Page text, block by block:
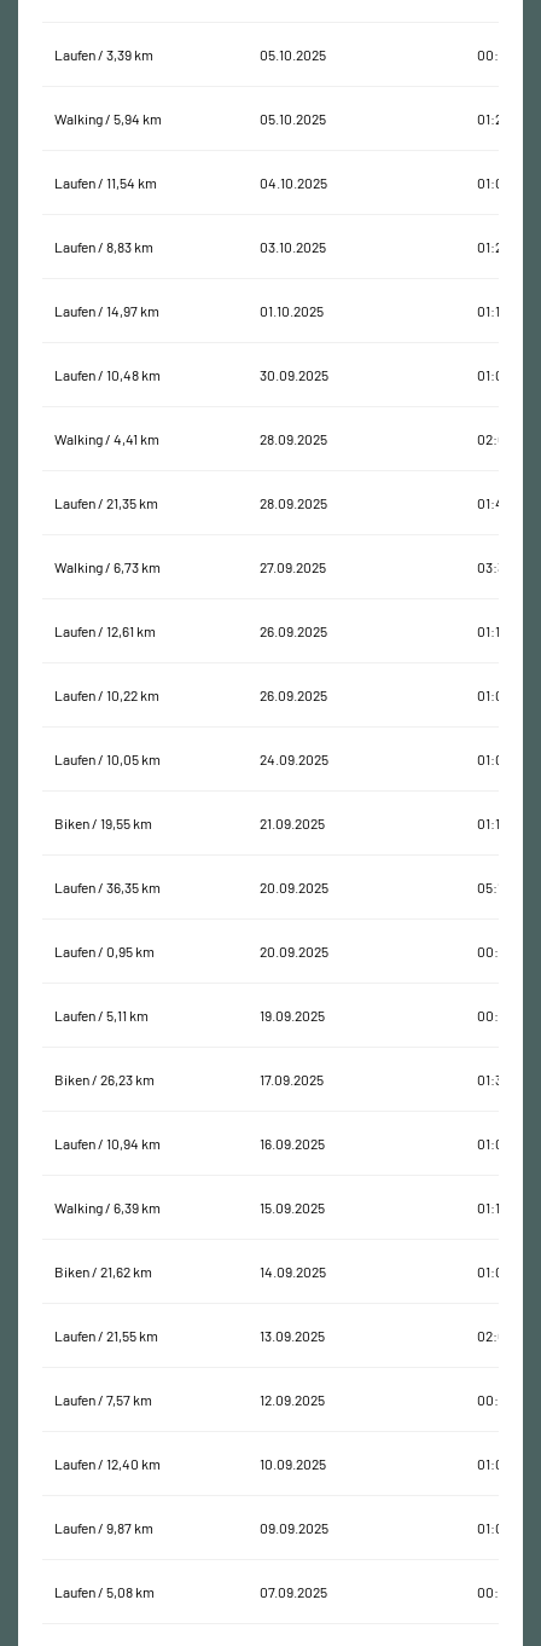
Laufen / 3,39 km 05.10.2025 00:19:46
Walking / 5,94 km 05.10.2025 01:20:03
Laufen / 11,54 km 04.10.2025 01:07:22
Laufen / 8,83 km 03.10.2025 01:21:25
Laufen / 14,97 km 01.10.2025 01:15:34
Laufen / 10,48 km 30.09.2025 01:01:33
Walking / 4,41 km 28.09.2025 02:06:07
Laufen / 21,35 km 28.09.2025 01:47:56
Walking / 6,73 km 27.09.2025 03:37:37
Laufen / 12,61 km 26.09.2025 01:10:47
Laufen / 10,22 km 26.09.2025 01:00:29
Laufen / 10,05 km 24.09.2025 01:01:26
Biken / 19,55 km 21.09.2025 01:10:08
Laufen / 36,35 km 20.09.2025 05:12:12
Laufen / 0,95 km 20.09.2025 00:07:29
Laufen / 5,11 km 19.09.2025 00:32:04
Biken / 26,23 km 17.09.2025 01:30:02
Laufen / 10,94 km 16.09.2025 01:01:36
Walking / 6,39 km 15.09.2025 01:18:22
Biken / 21,62 km 14.09.2025 01:03:31
Laufen / 21,55 km 13.09.2025 02:05:04
Laufen / 7,57 km 12.09.2025 00:45:15
Laufen / 12,40 km 10.09.2025 01:05:02
Laufen / 9,87 km 09.09.2025 01:00:33
Laufen / 5,08 km 07.09.2025 00:29:21